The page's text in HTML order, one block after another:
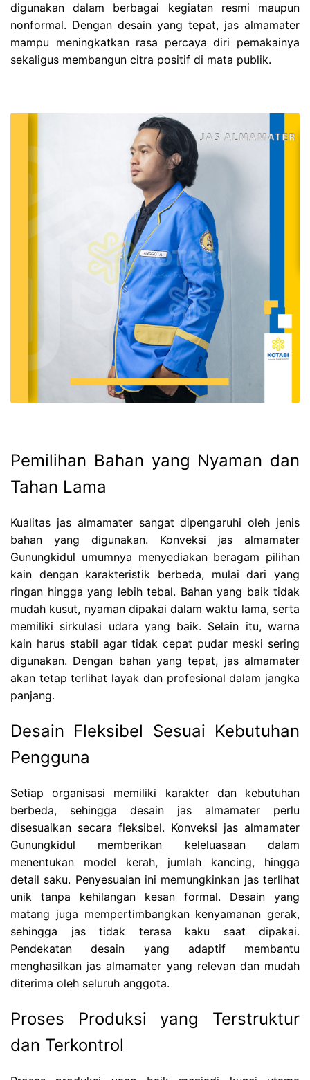
digunakan dalam berbagai kegiatan resmi maupun
nonformal. Dengan desain yang tepat, jas almamater
mampu meningkatkan rasa percaya diri pemakainya
sekaligus membangun citra positif di mata publik.
Pemilihan Bahan yang Nyaman dan
Tahan Lama
Kualitas jas almamater sangat dipengaruhi oleh jenis
bahan yang digunakan. Konveksi jas almamater
Gunungkidul umumnya menyediakan beragam pilihan
kain dengan karakteristik berbeda, mulai dari yang
ringan hingga yang lebih tebal. Bahan yang baik tidak
mudah kusut, nyaman dipakai dalam waktu lama, serta
memiliki sirkulasi udara yang baik. Selain itu, warna
kain harus stabil agar tidak cepat pudar meski sering
digunakan. Dengan bahan yang tepat, jas almamater
akan tetap terlihat layak dan profesional dalam jangka
panjang.
Desain Fleksibel Sesuai Kebutuhan
Pengguna
Setiap organisasi memiliki karakter dan kebutuhan
berbeda, sehingga desain jas almamater perlu
disesuaikan secara fleksibel. Konveksi jas almamater
Gunungkidul memberikan keleluasaan dalam
menentukan model kerah, jumlah kancing, hingga
detail saku. Penyesuaian ini memungkinkan jas terlihat
unik tanpa kehilangan kesan formal. Desain yang
matang juga mempertimbangkan kenyamanan gerak,
sehingga jas tidak terasa kaku saat dipakai.
Pendekatan desain yang adaptif membantu
menghasilkan jas almamater yang relevan dan mudah
diterima oleh seluruh anggota.
Proses Produksi yang Terstruktur
dan Terkontrol